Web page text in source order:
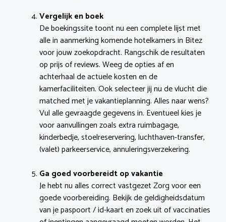
Vergelijk en boek
De boekingssite toont nu een complete lijst met
alle in aanmerking komende hotelkamers in Bitez
voor jouw zoekopdracht. Rangschik de resultaten
op prijs of reviews. Weeg de opties af en
achterhaal de actuele kosten en de
kamerfaciliteiten. Ook selecteer jij nu de vlucht die
matched met je vakantieplanning. Alles naar wens?
Vul alle gevraagde gegevens in. Eventueel kies je
voor aanvullingen zoals extra ruimbagage,
kinderbedje, stoelreservering, luchthaven-transfer,
(valet) parkeerservice, annuleringsverzekering.
Ga goed voorbereidt op vakantie
Je hebt nu alles correct vastgezet Zorg voor een
goede voorbereiding. Bekijk de geldigheidsdatum
van je paspoort / id-kaart en zoek uit of vaccinaties